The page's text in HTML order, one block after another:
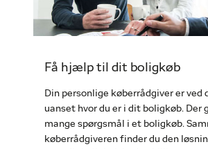
Få hjælp til dit boligkøb
Din personlige køberrådgiver er ved
uanset hvor du er i dit boligkøb. Der
mange spørgsmål i et boligkøb.
køberrådgiveren finder du den